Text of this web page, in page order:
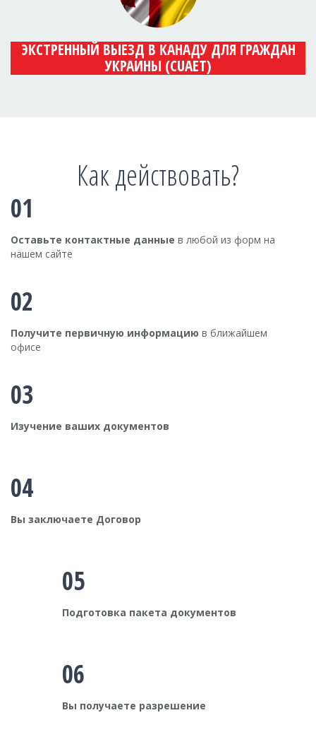
ЭКСТРЕННЫЙ ВЫЕЗД В КАНАДУ ДЛЯ ГРАЖДАН
УКРАИНЫ (CUAET)
Как действовать?
01
Оставьте контактные данные в любой из форм на
нашем сайте
02
Получите первичную информацию в ближайшем
офисе
03
Изучение ваших документов
04
Вы заключаете Договор
05
Подготовка пакета документов
06
Вы получаете разрешение